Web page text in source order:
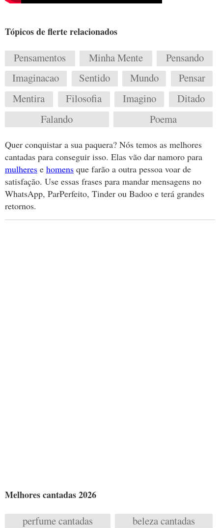
Tópicos de flerte relacionados
Pensamentos Minha Mente
Pensando
Imaginacao
Sentido Mundo
Pensar
Mentira
Filosofia Imagino
Ditado
Falando
Poema
Quer conquistar a sua paquera? Nós temos as melhores
cantadas para conseguir isso. Elas vão dar namoro para
mulheres e homens que farão a outra pessoa voar de
satisfação. Use essas frases para mandar mensagens no
WhatsApp, ParPerfeito, Tinder ou Badoo e terá grandes
retornos.
Melhores cantadas 2026
perfume cantadas
beleza cantadas